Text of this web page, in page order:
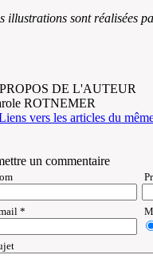
illustrations sont réalisées
DE L'AUTEUR
ROTNEMER
vers les articles du
un commentaire
*